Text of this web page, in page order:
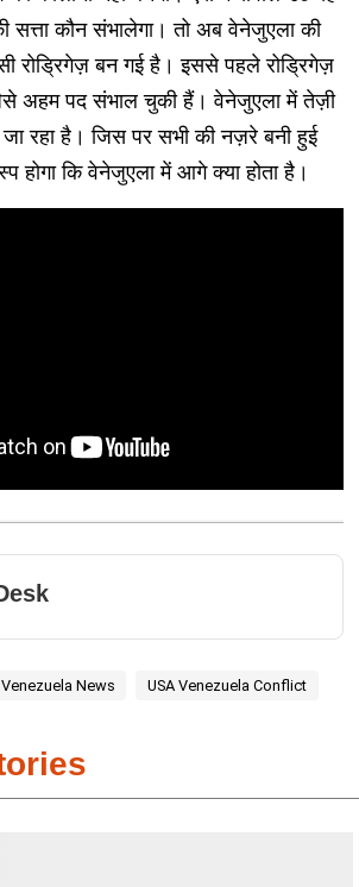
सत्ता कौन संभालेगा। तो अब वेनेजुएला की
रोड्रिगेज़ बन गई है। इससे पहले रोड्रिगेज़
अहम पद संभाल चुकी हैं। वेनेजुएला में तेज़ी
रहा है। जिस पर सभी की नज़रे बनी हुई
होगा कि वेनेजुएला में आगे क्या होता है।
Venezuela News USA Venezuela Conflict